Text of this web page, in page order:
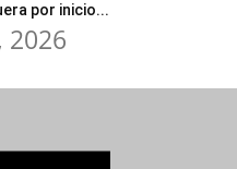
por inicio...
2026